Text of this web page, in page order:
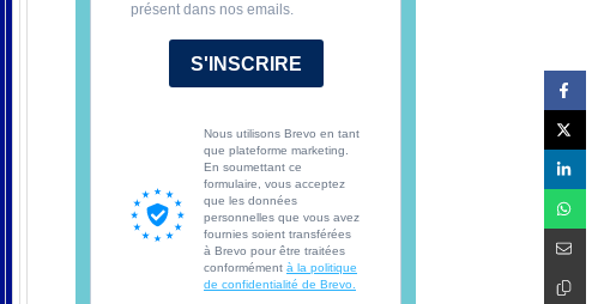
présent dans nos emails.
S'INSCRIRE
Nous utilisons Brevo en tant
que plateforme marketing.
En soumettant ce
formulaire, vous acceptez
que les données
personnelles que vous avez
fournies soient transférées
à Brevo pour être traitées
conformément à la politique
de confidentialité de Brevo.